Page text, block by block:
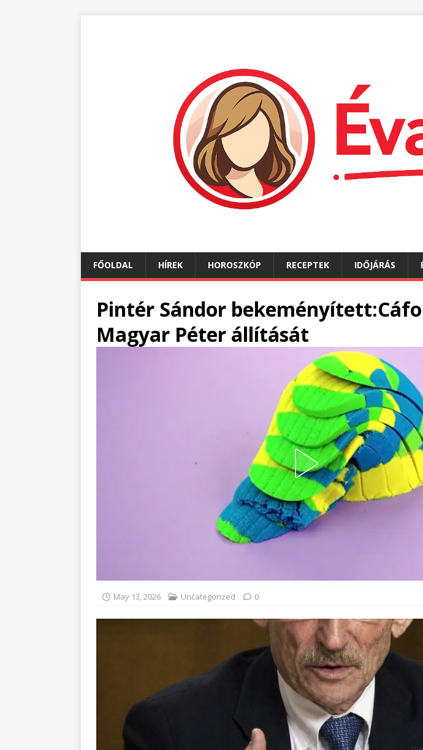
FŐOLDAL HÍREK HOROSZKÓP RECEPTEK IDŐJÁRÁS
Pintér Sándor
Magyar Péter állítását
May 13, 2026 Uncategorized 0